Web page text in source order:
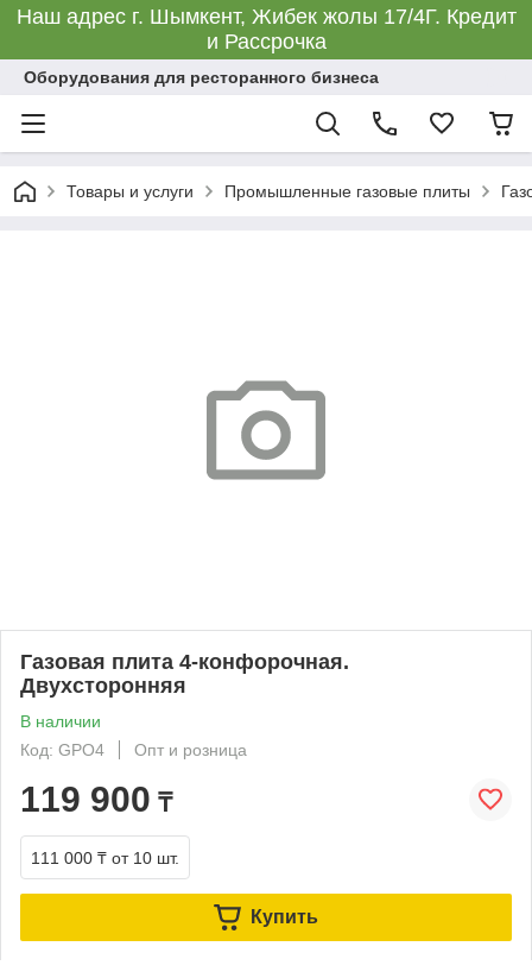
Наш адрес г. Шымкент, Жибек жолы 17/4Г. Кредит
и Рассрочка
Оборудования для ресторанного бизнеса
Товары и услуги Промышленные газовые плиты
Газовая плита 4-конфорочная.
Двухсторонняя
В наличии
Код: GPO4
Опт и розница
119 900 ₸
111 000 ₸ от 10 шт.
Купить